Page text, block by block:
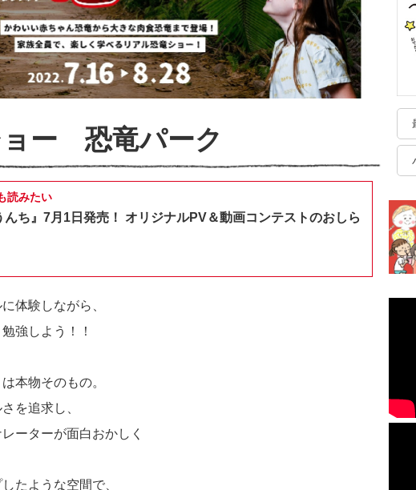
ョー 恐竜パーク
読みたい
んち』7月1日発売！ オリジナルPV＆動画コンテストのおしら
体験しながら、
強しよう！！
本物そのもの。
を追求し、
ーターが面白おかしく
たような空間で、